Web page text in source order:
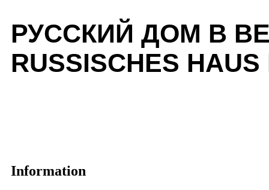
РУССКИЙ ДОМ В
RUSSISCHES HAUS
Information